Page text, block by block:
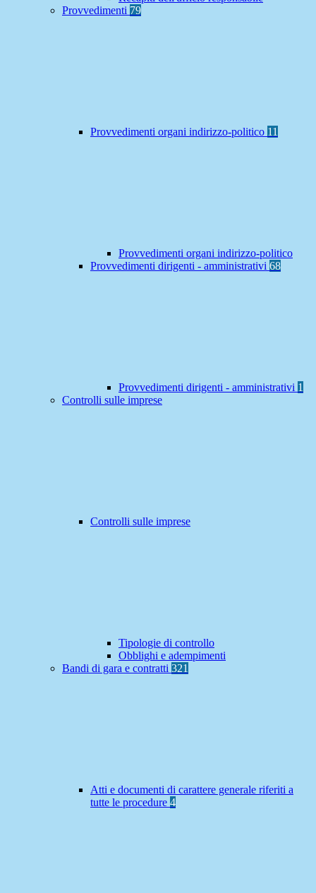
Provvedimenti 79
Provvedimenti organi indirizzo-politico 11
Provvedimenti organi indirizzo-politico
Provvedimenti dirigenti - amministrativi 68
Provvedimenti dirigenti - amministrativi 1
Controlli sulle imprese
Controlli sulle imprese
Tipologie di controllo
Obblighi e adempimenti
Bandi di gara e contratti 321
Atti e documenti di carattere generale riferiti a
tutte le procedure 4